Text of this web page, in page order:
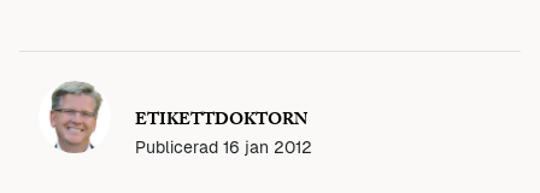
ETIKETTDOKTORN
Publicerad 16 jan 2012